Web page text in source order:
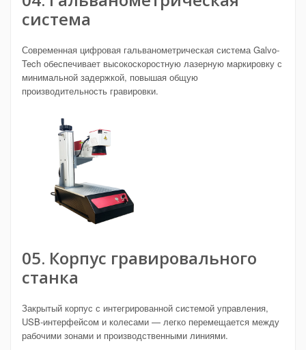
система
Современная цифровая гальванометрическая система Galvo-
Tech обеспечивает высокоскоростную лазерную маркировку с
минимальной задержкой, повышая общую
производительность гравировки.
05. Корпус гравировального
станка
Закрытый корпус с интегрированной системой управления,
USB-интерфейсом и колесами — легко перемещается между
рабочими зонами и производственными линиями.